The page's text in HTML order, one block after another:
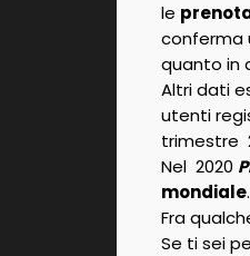
le
conferma
quanto in
Altri dati
utenti
trimestre
Nel 2020
mondiale.
Fra
Se ti sei